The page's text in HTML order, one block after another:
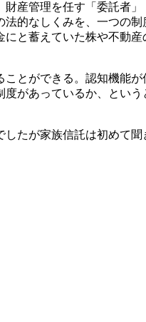
産管理を任す「委託者
的なしくみを、一つの制
と蓄えていた株や不動産
とができる。認知機能が
があっているか、という
たが家族信託は初めて